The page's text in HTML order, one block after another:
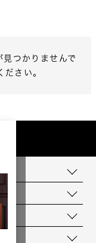
つかりませんで
ださい。